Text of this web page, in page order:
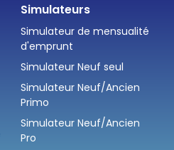
Simulateurs
Simulateur de mensualité
d'emprunt
Simulateur Neuf seul
Simulateur Neuf/Ancien
Primo
Simulateur Neuf/Ancien
Pro